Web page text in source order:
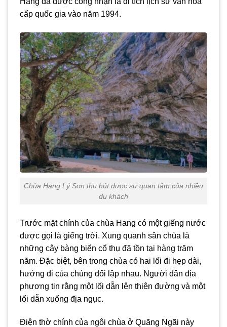
cấp quốc gia vào năm 1994.
Chùa Hang Lý Sơn thu hút được sự quan tâm của nhiều
du khách
Trước mặt chính của chùa Hang có một giếng nước
được gọi là giếng trời. Xung quanh sân chùa là
những cây bàng biển cổ thụ đã tồn tại hàng trăm
năm. Đặc biệt, bên trong chùa có hai lối đi hẹp dài,
hướng đi của chúng đối lập nhau. Người dân địa
phương tin rằng một lối dẫn lên thiên đường và một
lối dẫn xuống địa ngục.
Điện thờ chính của ngôi chùa ở Quãng Ngãi này